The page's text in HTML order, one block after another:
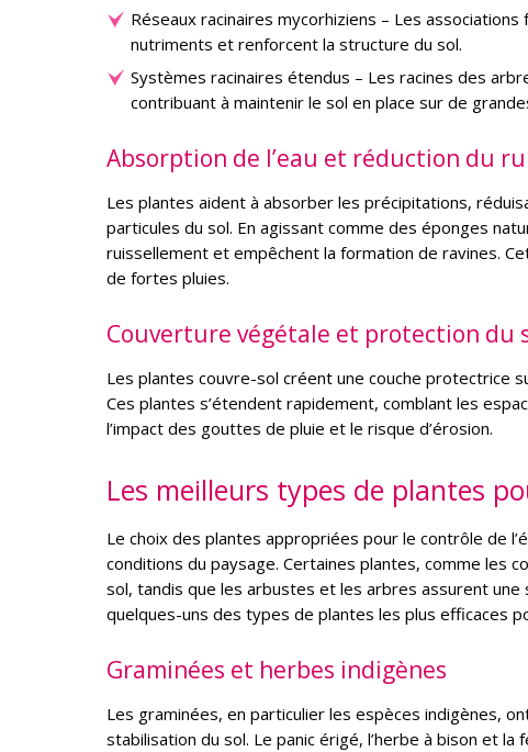
Réseaux racinaires mycorhiziens – Les
nutriments et renforcent la structure du sol.
Systèmes racinaires étendus – Les racines des
contribuant à maintenir le sol en place sur de
Absorption de l’eau et réduction du
Les plantes aident à absorber les précipitations,
particules du sol. En agissant comme des éponges
ruissellement et empêchent la formation de ravines.
de fortes pluies.
Couverture végétale et protection du
Les plantes couvre-sol créent une couche protectrice
Ces plantes s’étendent rapidement, comblant les
l’impact des gouttes de pluie et le risque d’érosion.
Les meilleurs types de plantes
Le choix des plantes appropriées pour le contrôle de
conditions du paysage. Certaines plantes, comme les
sol, tandis que les arbustes et les arbres assurent
quelques-uns des types de plantes les plus efficaces
Graminées et herbes indigènes
Les graminées, en particulier les espèces indigènes,
stabilisation du sol. Le panic érigé, l’herbe à bison et